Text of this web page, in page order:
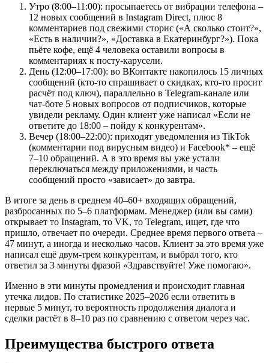
Утро (8:00–11:00): просыпаетесь от вибрации телефона –
12 новых сообщений в Instagram Direct, плюс 8
комментариев под свежими сторис («А сколько стоит?»,
«Есть в наличии?», «Доставка в Екатеринбург?»). Пока
пьёте кофе, ещё 4 человека оставили вопросы в
комментариях к посту-карусели.
День (12:00–17:00): во ВКонтакте накопилось 15 личных
сообщений (кто-то спрашивает о скидках, кто-то просит
расчёт под ключ), параллельно в Telegram-канале или
чат-боте 5 новых вопросов от подписчиков, которые
увидели рекламу. Один клиент уже написал «Если не
ответите до 18:00 – пойду к конкурентам».
Вечер (18:00–22:00): приходят уведомления из TikTok
(комментарии под вирусным видео) и Facebook* – ещё
7–10 обращений. А в это время вы уже устали
переключаться между приложениями, и часть
сообщений просто «зависает» до завтра.
В итоге за день в среднем 40–60+ входящих обращений,
разбросанных по 5–6 платформам. Менеджер (или вы сами)
открывает то Instagram, то VK, то Telegram, ищет, где что
пришло, отвечает по очереди. Среднее время первого ответа –
47 минут, а иногда и несколько часов. Клиент за это время уже
написал ещё двум-трем конкурентам, и выбрал того, кто
ответил за 3 минуты фразой «Здравствуйте! Уже помогаю».
Именно в эти минуты промедления и происходит главная
утечка лидов. По статистике 2025–2026 если ответить в
первые 5 минут, то вероятность продолжения диалога и
сделки растёт в 8–10 раз по сравнению с ответом через час.
Преимущества быстрого ответа